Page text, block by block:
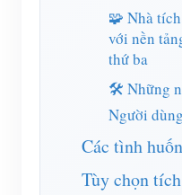
Tin tức
Blog
🧩 Nhà
với nền
thứ ba
🛠️ Những
Người
Các tình
Tùy chọn